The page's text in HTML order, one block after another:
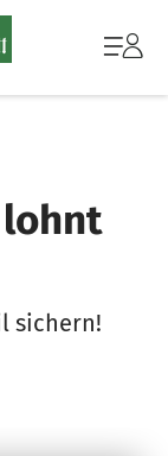
sichern!